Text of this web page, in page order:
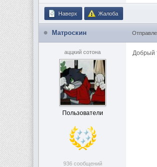
Наверх Жалоба
Матроскин
аццкий сотона
Пользователи
936 сообщений
Добрый